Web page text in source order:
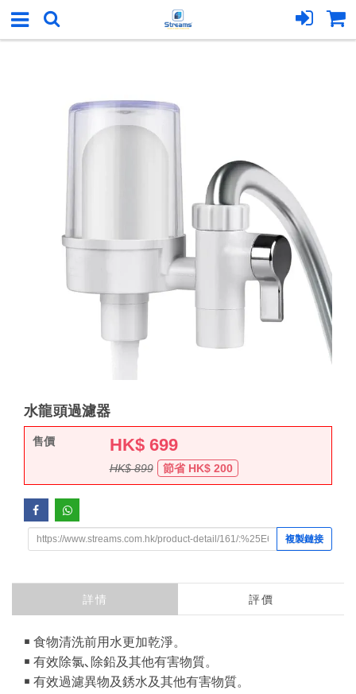
水龍頭過濾器
售價 HK$ 699
HK$ 899 節省 HK$ 200
複製鏈接
詳情 評價
￭ 食物清洗前用水更加乾淨。
￭ 有效除氯､除鉛及其他有害物質。
￭ 有效過濾異物及銹水及其他有害物質。